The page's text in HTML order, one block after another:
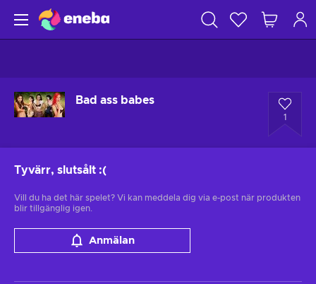
Bad ass babes
1
Tyvärr, slutsålt :(
Vill du ha det här spelet? Vi kan meddela dig via e-post när produkten
blir tillgänglig igen.
Anmälan